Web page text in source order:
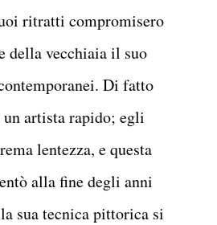
ritratti compromisero
della vecchiaia il suo
Di fatto
artista rapido; egli
lentezza, e questa
alla fine degli anni
sua tecnica pittorica si